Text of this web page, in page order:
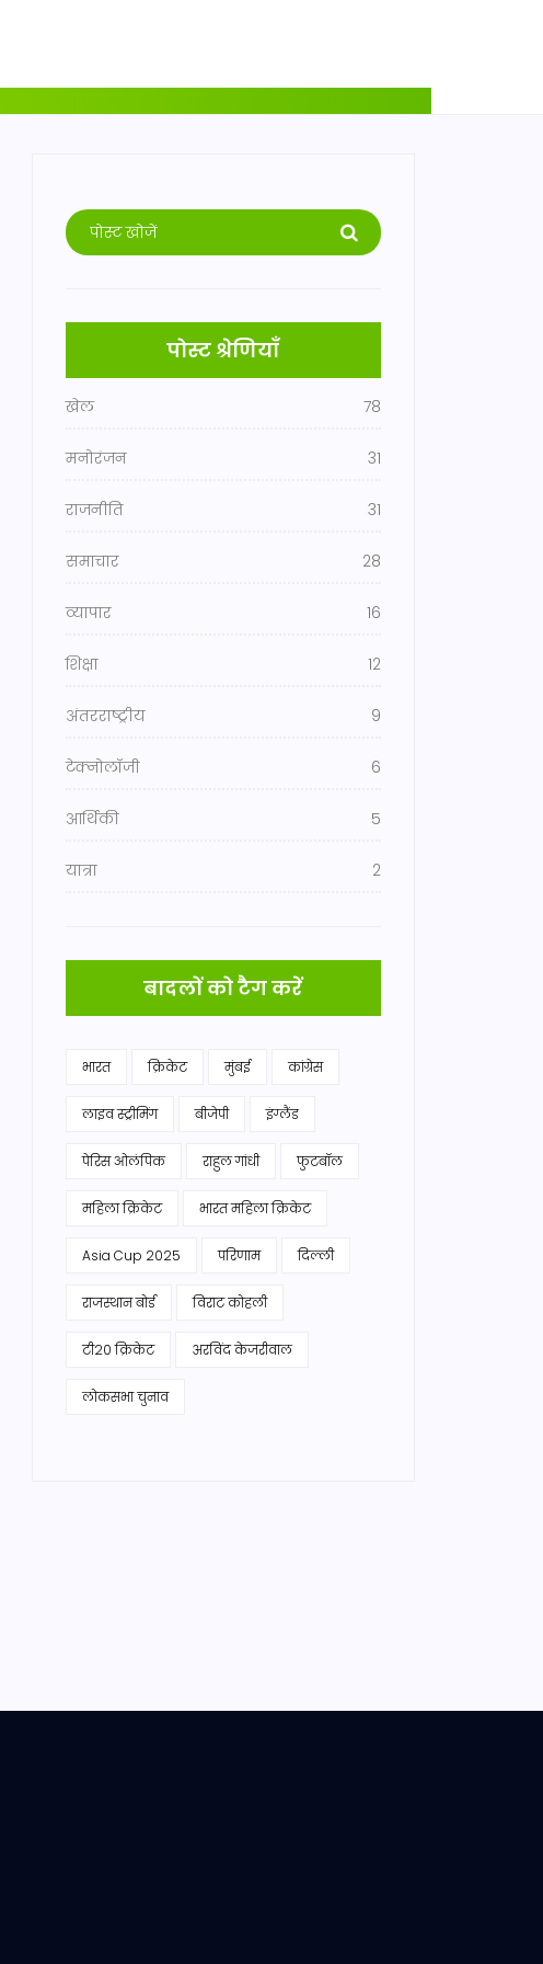
पोस्ट श्रेणियाँ
खेल 78
मनोरंजन 31
राजनीति 31
समाचार 28
व्यापार 16
शिक्षा 12
अंतरराष्ट्रीय 9
टेक्नोलॉजी 6
आर्थिकी 5
यात्रा 2
बादलों को टैग करें
भारत क्रिकेट मुंबई कांग्रेस
लाइव स्ट्रीमिंग बीजेपी इंग्लैंड
पेरिस ओलंपिक राहुल गांधी फुटबॉल
महिला क्रिकेट भारत महिला क्रिकेट
Asia Cup 2025 परिणाम दिल्ली
राजस्थान बोर्ड विराट कोहली
टी20 क्रिकेट अरविंद केजरीवाल
लोकसभा चुनाव